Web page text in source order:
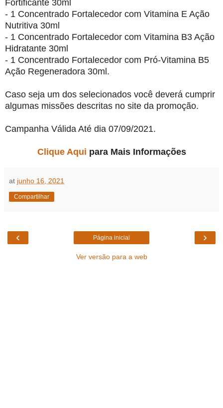
Fortificante 30ml
- 1 Concentrado Fortalecedor com Vitamina E Ação
Nutritiva 30ml
- 1 Concentrado Fortalecedor com Vitamina B3 Ação
Hidratante 30ml
- 1 Concentrado Fortalecedor com Pró-Vitamina B5
Ação Regeneradora 30ml.
Caso seja um dos selecionados você deverá cumprir
algumas missões descritas no site da promoção.
Campanha Válida Até dia 07/09/2021.
Clique Aqui para Mais Informações
at junho 16, 2021
Compartilhar
‹ ›
Página inicial
Ver versão para a web